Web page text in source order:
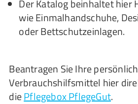
Der Katalog beinhaltet hier
wie Einmalhandschuhe,
oder Bettschutzeinlagen.
Beantragen Sie Ihre
Verbrauchshilfsmittel hier
diePflegebox PflegeGut.